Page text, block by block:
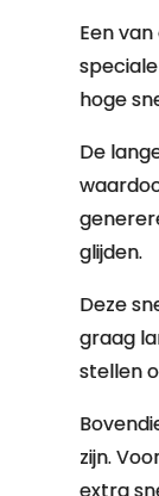
Een
hoge
De
glijden.
Deze
graag
stellen
zijn.